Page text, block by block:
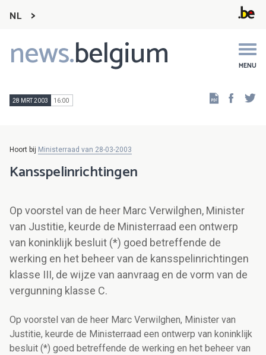
NL
news.belgium MENU
Main
navigation
28 MRT 2003 16:00
Hoort bij Ministerraad van 28-03-2003
Kansspelinrichtingen
Op voorstel van de heer Marc Verwilghen, Minister
van Justitie, keurde de Ministerraad een ontwerp
van koninklijk besluit (*) goed betreffende de
werking en het beheer van de kansspelinrichtingen
klasse III, de wijze van aanvraag en de vorm van de
vergunning klasse C.
Op voorstel van de heer Marc Verwilghen, Minister van
Justitie, keurde de Ministerraad een ontwerp van koninklijk
besluit (*) goed betreffende de werking en het beheer van